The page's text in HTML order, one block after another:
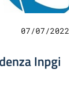
07/07/2022
Inpgi